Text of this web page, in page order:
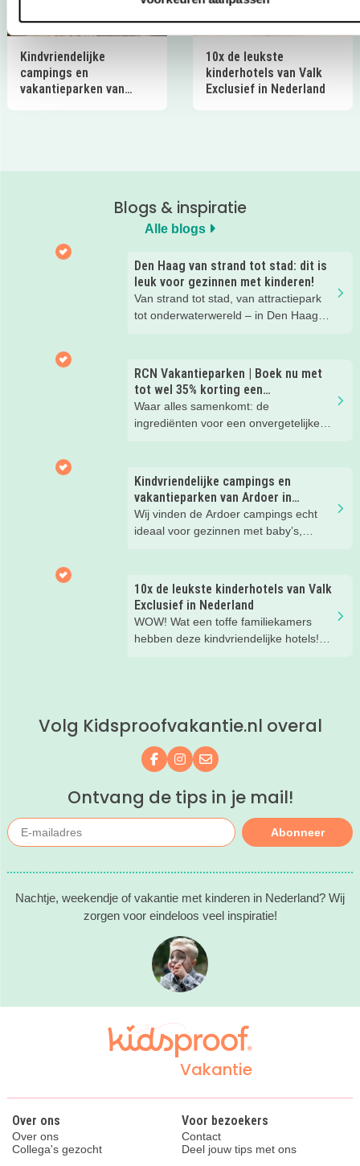
Kindvriendelijke
campings en
vakantieparken van
10x de leukste
kinderhotels van Valk
Exclusief in Nederland
Blogs & inspiratie
Alle blogs
Den Haag van strand tot stad: dit is
leuk voor gezinnen met kinderen!
Van strand tot stad, van attractiepark
tot onderwaterwereld – in Den Haag
ontspannen met een lekkere lunch op
het strand en een duik in zee. Heerlijk!
RCN Vakantieparken | Boek nu met
tot wel 35% korting een
zomervakantie!
Waar alles samenkomt: de
ingrediënten voor een onvergetelijke
Kindvriendelijke campings en
vakantieparken van Ardoer in
Nederland
Wij vinden de Ardoer campings echt
ideaal voor gezinnen met baby’s,
10x de leukste kinderhotels van Valk
Exclusief in Nederland
WOW! Wat een toffe familiekamers
hebben deze kindvriendelijke hotels!
kind(eren).
Volg Kidsproofvakantie.nl overal
Volg ons op Facebook
Volg ons op Instagram
Mail ons
Ontvang de tips in je mail!
Abonneer
Nachtje, weekendje of vakantie met kinderen in Nederland? Wij
zorgen voor eindeloos veel inspiratie!
Vakantie
Over ons
Over ons
Collega's gezocht
Voor bezoekers
Contact
Deel jouw tips met ons